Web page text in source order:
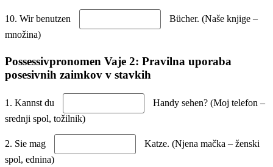
10. Wir benutzen
Bücher. (Naše knjige –
množina)
Possessivpronomen Vaje 2: Pravilna uporaba
posesivnih zaimkov v stavkih
1. Kannst du
Handy sehen? (Moj telefon –
srednji spol, tožilnik)
2. Sie mag
Katze. (Njena mačka – ženski
spol, ednina)